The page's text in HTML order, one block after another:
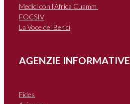
Medici con l’Africa Cuamm
FOCSIV
La Voce dei Berici
AGENZIE INFORMATIVE
Fides